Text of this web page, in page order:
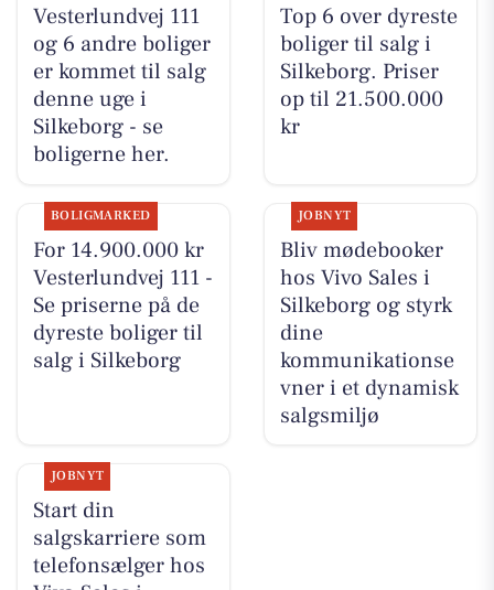
Vesterlundvej 111
og 6 andre boliger
er kommet til salg
denne uge i
Silkeborg - se
boligerne her.
Top 6 over dyreste
boliger til salg i
Silkeborg. Priser
op til 21.500.000
kr
BOLIGMARKED
For 14.900.000 kr
Vesterlundvej 111 -
Se priserne på de
dyreste boliger til
salg i Silkeborg
JOBNYT
Bliv mødebooker
hos Vivo Sales i
Silkeborg og styrk
dine
kommunikationse
vner i et dynamisk
salgsmiljø
JOBNYT
Start din
salgskarriere som
telefonsælger hos